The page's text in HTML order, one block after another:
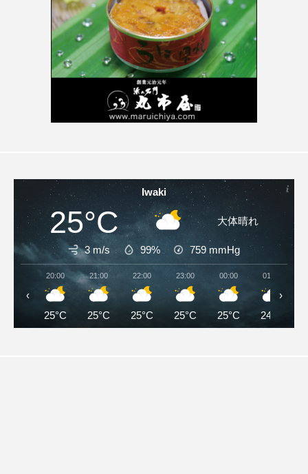
Iwaki
25°C 大体晴れ
3 m/s 99% 759 mmHg
20:00
25°C
21:00
25°C
22:00
25°C
23:00
25°C
00:00
25°C
01:00
24°C
‹ ›